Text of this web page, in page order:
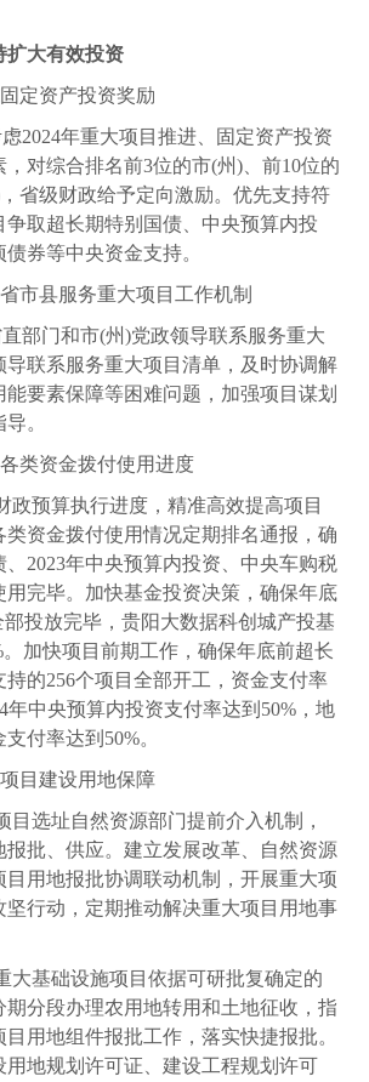
大有效投资
资产投资奖励
年重大项目推进、固定资产投资
对综合排名前3位的市(州)、前10位的
省级财政给予定向激励。优先支持符
争取超长期特别国债、中央预算内投
券等中央资金支持。
县服务重大项目工作机制
门和市(州)党政领导联系服务重大
导联系服务重大项目清单，及时协调解
要素保障等困难问题，加强项目谋划
。
资金拨付使用进度
预算执行进度，精准高效提高项目
类资金拨付使用情况定期排名通报，确
2023年中央预算内投资、中央车购税
用完毕。加快基金投资决策，确保年底
部投放完毕，贵阳大数据科创城产投基
加快项目前期工作，确保年底前超长
的256个项目全部开工，资金支付率
年中央预算内投资支付率达到50%，地
付率达到50%。
建设用地保障
选址自然资源部门提前介入机制，
报批、供应。建立发展改革、自然资源
目用地报批协调联动机制，开展重大项
坚行动，定期推动解决重大项目用地事
基础设施项目依据可研批复确定的
期分段办理农用地转用和土地征收，指
用地组件报批工作，落实快捷报批。
用地规划许可证、建设工程规划许可